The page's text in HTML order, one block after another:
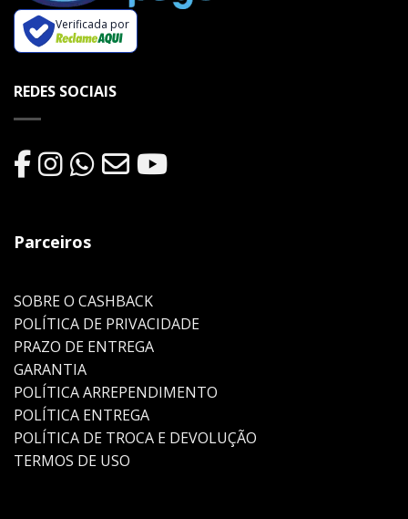
Verificada por
REDES SOCIAIS
Parceiros
SOBRE O CASHBACK
POLÍTICA DE PRIVACIDADE
PRAZO DE ENTREGA
GARANTIA
POLÍTICA ARREPENDIMENTO
POLÍTICA ENTREGA
POLÍTICA DE TROCA E DEVOLUÇÃO
TERMOS DE USO